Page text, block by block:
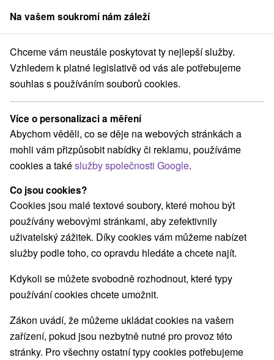
člen skupinySorger
pobyty Stredné Slovensko Žilinský kraj Turčianske Teplice
Wellness pobyty Turčianske Teplice
Kategorie
Všechny kategorie
Pobyty v akci(8)
Wellness pobyty(12) Víkendové pobyty(9)
Romantické pobyty
Rodinné pobyty(7)
Vyberte lokalitu nebo termín
Nejprodávanější
1.
Na vašem soukromí nám záleží
Chceme vám neustále poskytovat ty nejlepší služby.
Vzhledem k platné legislativě od vás ale potřebujeme
souhlas s používáním souborů cookies.
Více o personalizaci a měření
Abychom věděli, co se děje na webových stránkách a
mohli vám přizpůsobit nabídky či reklamu, používáme
cookies a takéslužby společnosti Google.
Co jsou cookies?
Cookies jsou malé textové soubory, které mohou být
používány webovými stránkami, aby zefektivnily
uživatelský zážitek. Díky cookies vám můžeme nabízet
služby podle toho, co opravdu hledáte a chcete najít.
Kdykoli se můžete svobodně rozhodnout, které typy
používání cookies chcete umožnit.
Zákon uvádí, že můžeme ukládat cookies na vašem
zařízení, pokud jsou nezbytně nutné pro provoz této
stránky. Pro všechny ostatní typy cookies potřebujeme